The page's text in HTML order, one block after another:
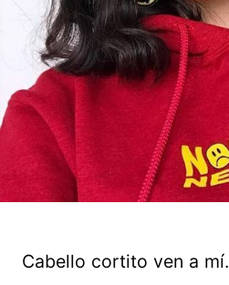
Cabello cortito ven a mí.